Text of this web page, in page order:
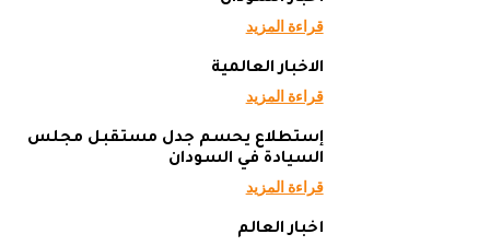
قراءة المزيد
الاخبار العالمية
قراءة المزيد
إستطلاع يحسم جدل مستقبل مجلس
السيادة في السودان
قراءة المزيد
أخبار العالم